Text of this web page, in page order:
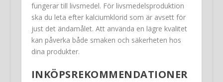
fungerar till livsmedel. För livsmedelsproduktion
ska du leta efter kalciumklorid som är avsett för
just det ändamålet. Att använda en lägre kvalitet
kan påverka både smaken och säkerheten hos
dina produkter.
INKÖPSREKOMMENDATIONER